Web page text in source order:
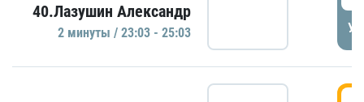
40.Лазушин Александр
2 минуты / 23:03 - 25:03